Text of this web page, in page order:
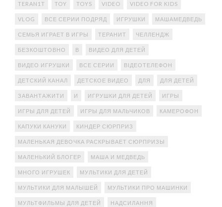
TERAN1T TOY TOYS VIDEO VIDEO FOR KIDS
VLOG ВСЕ СЕРИИ ПОДРЯД ИГРУШКИ МАШАМЕДВЕДЬ
СЕМЬЯ ИГРАЕТ В ИГРЫ ТЕРАНИТ ЧЕЛЛЕНДЖ
БЕЗКОШТОВНО В ВИДЕО ДЛЯ ДЕТЕЙ
ВИДЕО ИГРУШКИ ВСЕ СЕРИИ ВІДЕОТЕЛЕФОН
ДЕТСКИЙ КАНАЛ ДЕТСКОЕ ВИДЕО ДЛЯ ДЛЯ ДЕТЕЙ
ЗАВАНТАЖИТИ И ИГРУШКИ ДЛЯ ДЕТЕЙ ИГРЫ
ИГРЫ ДЛЯ ДЕТЕЙ ИГРЫ ДЛЯ МАЛЬЧИКОВ КАМЕРОФОН
КАПУКИ КАНУКИ КИНДЕР СЮРПРИЗ
МАЛЕНЬКАЯ ДЕВОЧКА РАСКРЫВАЕТ СЮРПРИЗЫ
МАЛЕНЬКИЙ БЛОГЕР МАША И МЕДВЕДЬ
МНОГО ИГРУШЕК МУЛЬТИКИ ДЛЯ ДЕТЕЙ
МУЛЬТИКИ ДЛЯ МАЛЫШЕЙ МУЛЬТИКИ ПРО МАШИНКИ
МУЛЬТФИЛЬМЫ ДЛЯ ДЕТЕЙ НАДСИЛАННЯ